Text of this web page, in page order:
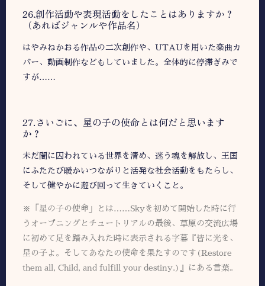
26.創作活動や表現活動をしたことはありますか？
（あればジャンルや作品名）
はやみねかおる作品の二次創作や、UTAUを用いた楽曲カ
バー、動画制作などもしていました。全体的に停滞ぎみで
すが……
27.さいごに、星の子の使命とは何だと思います
か？
未だ闇に囚われている世界を清め、迷う魂を解放し、王国
にふたたび暖かいつながりと活発な社会活動をもたらし、
そして健やかに遊び回って生きていくこと。
※「星の子の使命」とは……Skyを初めて開始した時に行
うオープニングとチュートリアルの最後、草原の交流広場
に初めて足を踏み入れた時に表示される字幕『皆に光を、
星の子よ。そしてあなたの使命を果たすのです(Restore
them all, Child, and fulfill your destiny.)』にある言葉。